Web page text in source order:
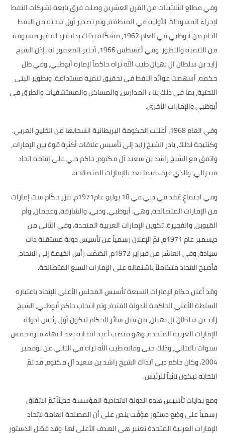
وفي مطلع الثلاثينات من القرن العشرين وصلت فرق تابعة لشركات النفط
لإجراء المسوحات الأولية في المنطقة، وتم تصدير أول شحنة من النفط
الخام من أبوظبي في العام1962، مشكّلة بذلك بداية رحلة غير مسبوقة
من التنمية والتطور.وفي أغسطس1966، أختير المغفور له بإذن الشيخ
زايد بن سلطان آل نهيان طيب الله ثراه حاكماً لإمارة أبوظبي، وفي ظل
حكمه، أسهمت عوائد النفط في تحقيق تنمية مستدامة، وتطوير البنى
التحتية، بما في ذلك بناء المدارس، والمساكن والمستشفيات والطرق في
أبوظبي والإمارات الأخرى.
وفي العام1968، أعلنت الحكومة البريطانية انسحابها من الخليج العربي.
وكنتيجة لذلك، بادر الشيخ زايد إلى تأسيس علاقات أكثرة قوة بين الإمارات،
واتفق مع الشيخ راشد بن سعيد آل مكتوم، حاكم دبي على إقامة اتحاد
فيدرالي، والذي عرف فيما بعد بالإمارات المتصالحة.
وفي اجتماعٍ عُقد في دبي في18يوليو عام1971م، قرّر حكّام ست إمارات
من الإمارات المتصالحة، وهي:أبوظبي، ودبي، والشارقة، وعجمان، وأم
القيوين، والفجيرة، تكوين الإمارات العربية المتحدة.وفي الثاني من
ديسمبر عام1971م، تمّ الإعلان رسمياً عن تأسيس دولة مستقلة ذات
سيادة، وفي العاشر من فبراير 1972م، انضمّت رأس الخيمة إلى الاتحاد،
فأصبح الاتحاد متكاملاً باشتماله على الإمارات السبع المتصالحة.
وقد أعلن حكام الإمارات السبعة تأسيس المجلس الأعلى للإتحاد باعتباره
السلطة الأعلى الحاكمة للدولة الفتية، وتم انتخاب حاكم أبوظبي، الشيخ
زايد بن سلطان آل نهيان، من قبل سائر الحكام ليكون أوّل رئيس لدولة
الإمارات العربية المتحدة، وهو منصب أعيد انتخابه بعد انتهاء فترة خمس
سنوات بالتتالي، وذلك حتى وفاته طيب الله ثراه في الثاني من نوفمبر
2004. وكان حاكم دبي آنذاك الشيخ راشد بن سعيد آل مكتوم، قد تمّ
انتخابه ليكون نائباً للرئيس.
ومع بدايات تأسيس هذه الدولة الاتحادية المؤسسة حديثاً تمّ الاتفاق
رسمياً على وضع دستور مؤقّت ينص على أن المصلحة العامة لاتحاد
الإمارات العربية المتحدة تعتبر هي الهدف الأعلى لها.وقد فصّل الدستور